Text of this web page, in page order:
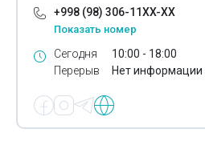
Курьерские службы
Лазерная резка металла
Лизинг автомобилей Chevrolet
Лизинг автомобилей ISUZU
+998 (98) 306-11XX-XX
Показать номер
Сегодня
Перерыв
10:00 - 18:00
Нет информации